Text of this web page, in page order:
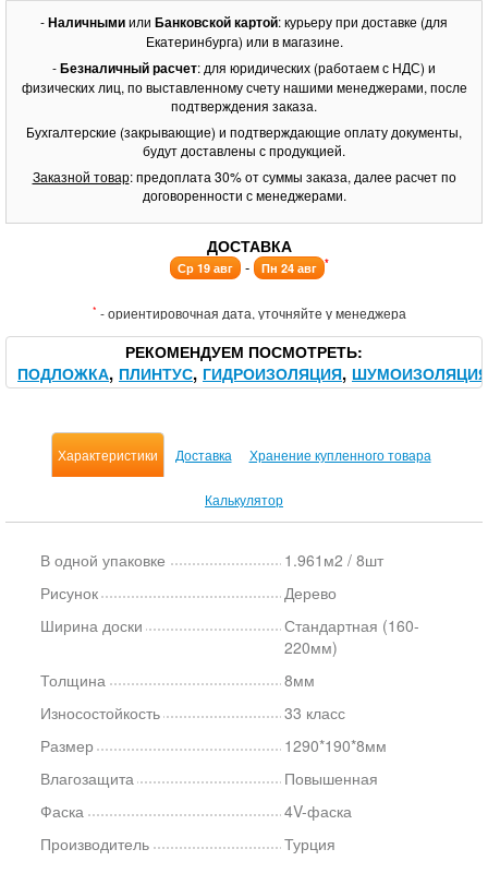
-Наличнымиили Банковской картой: курьеру при доставке (для
Екатеринбурга) или в магазине.
-Безналичный расчет: для юридических (работаем с НДС) и
физических лиц, по выставленному счету нашими менеджерами, после
подтверждения заказа.
Бухгалтерские (закрывающие) и подтверждающие оплату документы,
будут доставлены с продукцией.
Заказной товар: предоплата 30% от суммы заказа, далее расчет по
договоренности с менеджерами.
ДОСТАВКА
Ср 19 авг - Пн 24 авг *
* - ориентировочная дата, уточняйте у менеджера
РЕКОМЕНДУЕМ ПОСМОТРЕТЬ
ПОДЛОЖКА ПЛИНТУС ГИДРОИЗОЛЯЦИЯ ШУМОИЗОЛЯЦИЯ
Характеристики Доставка Хранение купленного товара
Калькулятор
В одной упаковке
1.961м2 / 8шт
Рисунок
Дерево
Ширина доски
Стандартная (160-
220мм)
Толщина
8мм
Износостойкость
33 класс
Размер
1290*190*8мм
Влагозащита
Повышенная
Фаска
4V-фаска
Производитель
Турция